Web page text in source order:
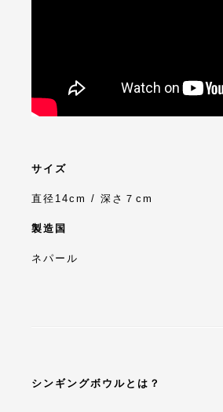
サイズ
直径14cm / 深さ７cm
製造国
ネパール
シンギングボウルとは？